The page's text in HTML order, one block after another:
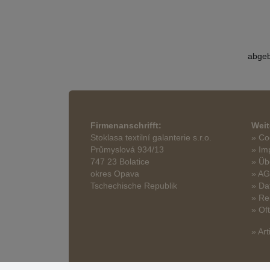
Firmenanschrifft:
Stoklasa textilní galanterie s.r.o.
Průmyslová 934/13
747 23 Bolatice
okres Opava
Tschechische Republik
»
»
»
»
»
»
»
»